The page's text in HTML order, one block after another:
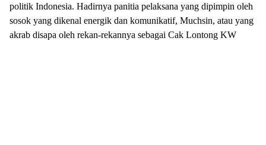
politik Indonesia. Hadirnya panitia pelaksana yang dipimpin oleh
sosok yang dikenal energik dan komunikatif, Muchsin, atau yang
akrab disapa oleh rekan-rekannya sebagai Cak Lontong KW